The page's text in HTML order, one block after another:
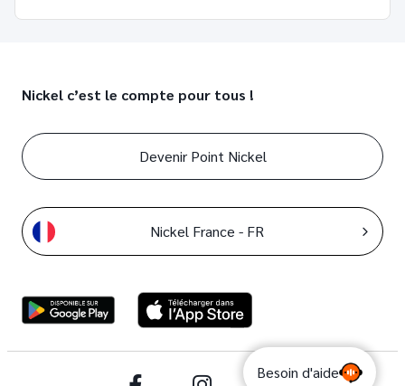
Nickel c’est le compte pour tous !
Devenir Point Nickel
Nickel France - FR
Besoin d'aide